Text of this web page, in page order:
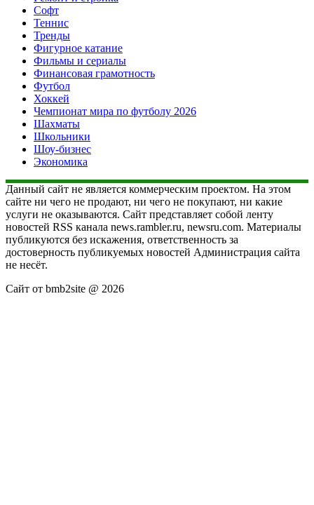
Софт
Теннис
Тренды
Фигурное катание
Фильмы и сериалы
Финансовая грамотность
Футбол
Хоккей
Чемпионат мира по футболу 2026
Шахматы
Школьники
Шоу-бизнес
Экономика
Данный сайт не является коммерческим проектом. На этом
сайте ни чего не продают, ни чего не покупают, ни какие
услуги не оказываются. Сайт представляет собой ленту
новостей RSS канала news.rambler.ru, newsru.com. Материалы
публикуются без искажения, ответственность за
достоверность публикуемых новостей Администрация сайта
не несёт.
Сайт от bmb2site @ 2026